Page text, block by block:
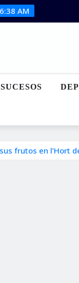
AM
SUCESOS
frutos en l’Hort